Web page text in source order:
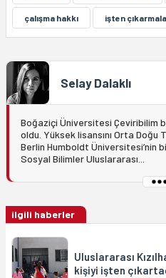
çalışma hakkı işten
Selay Dalaklı
Boğaziçi Üniversitesi Çeviribilim
oldu. Yüksek lisansını Orta Doğu
Berlin Humboldt Üniversitesi’nin
Sosyal Bilimler Uluslararası...
ilgili haberler
Uluslararası
kişiyi işten